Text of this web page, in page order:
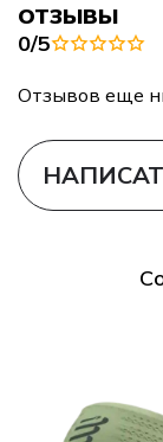
ОТЗЫВЫ
0/5
Отзывов еще